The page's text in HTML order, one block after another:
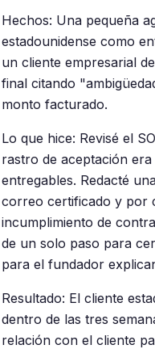
Hechos: Una pequeña
estadounidense como
un cliente empresarial
final citando
monto facturado.
Lo que hice: Revisé el
rastro de aceptación
entregables. Redacté
correo certificado y por
incumplimiento de
de un solo paso para
para el fundador
Resultado: El cliente
dentro de las tres
relación con el cliente